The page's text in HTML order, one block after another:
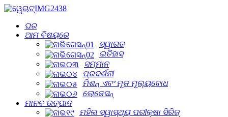
ଘର
ଆମ ବିଷୟରେ
ସ୍ୱାଗତ
ଇତିହାସ
ସମ୍ମାନ
ପ୍ରଦର୍ଶନୀ
ମିଶନ୍ ଏବଂ ମୂଳ ମୂଲ୍ୟବୋଧ
ଲୋକେସନ୍
ମାନବ ଉତ୍ପାଦ
ମହିଳା ସ୍ୱାସ୍ଥ୍ୟ ପରୀକ୍ଷା ସିରିଜ୍